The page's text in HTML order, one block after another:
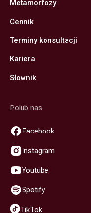
Metamorfozy
Cennik
Terminy konsultacji
Kariera
Słownik
Polub nas
Facebook
Instagram
Youtube
Spotify
TikTok